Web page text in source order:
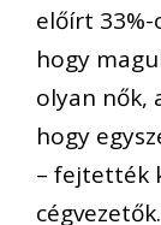
előírt 33%-
hogy
olyan nők,
hogy
– fejtették